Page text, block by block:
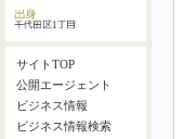
サイトTOP
公開エージェント
ビジネス情報
ビジネス情報検索